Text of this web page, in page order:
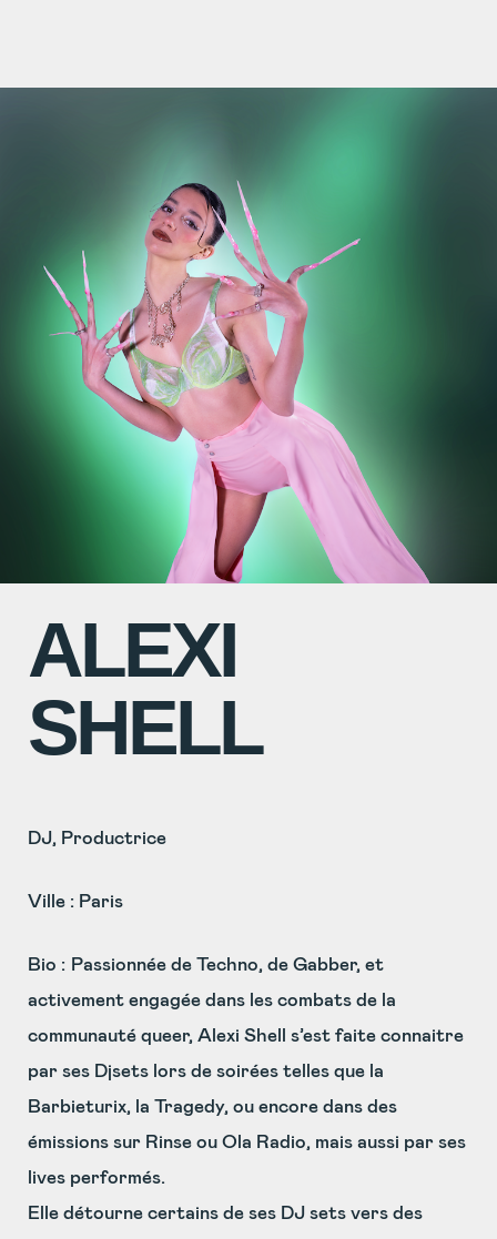
ALEXI
SHELL
DJ, Productrice
Ville : Paris
Bio : Passionnée de Techno, de Gabber, et
activement engagée dans les combats de la
communauté queer, Alexi Shell s’est faite connaitre
par ses Djsets lors de soirées telles que la
Barbieturix, la Tragedy, ou encore dans des
émissions sur Rinse ou Ola Radio, mais aussi par ses
lives performés.
Elle détourne certains de ses DJ sets vers des